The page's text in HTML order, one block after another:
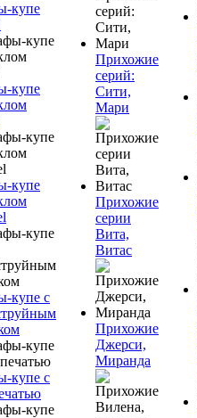
купе
купе
купе
купе с
купе с
Прихожие
серий:
Сити,
Мари
Прихожие
серии
Вита,
Витас
Прихожие
Джерси,
Миранда